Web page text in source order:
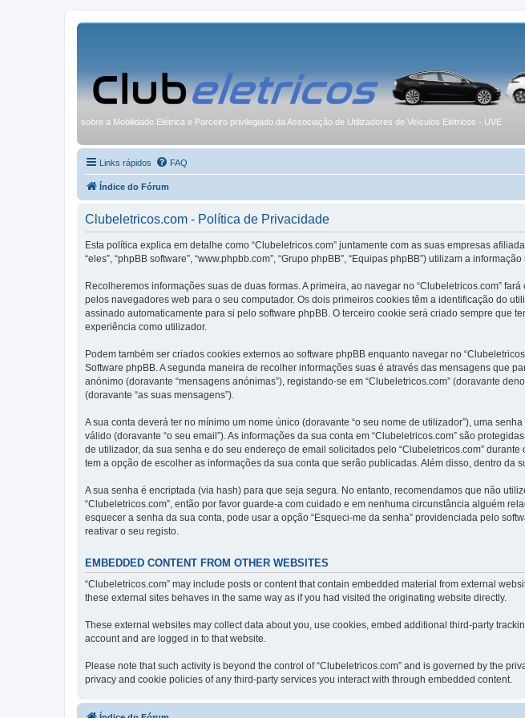
sobre a Mobilidade Elétrica e Parceiro privilegiado da Associação de Utilizadores de Veículos Elétricos - UVE
Links rápidos FAQ
Índice do Fórum
Clubeletricos.com - Política de Privacidade
Esta política explica em detalhe como “Clubeletricos.com” juntamente com as suas empresas
“eles”, “phpBB software”, “www.phpbb.com”, “Grupo phpBB”, “Equipas phpBB”) utilizam a
Recolheremos informações suas de duas formas. A primeira, ao navegar no “Clubeletricos.com”
pelos navegadores web para o seu computador. Os dois primeiros cookies têm a identificação do
assinado automaticamente para si pelo software phpBB. O terceiro cookie será criado sempre que
experiência como utilizador.
Podem também ser criados cookies externos ao software phpBB enquanto navegar no
Software phpBB. A segunda maneira de recolher informações suas é através das mensagens que
anónimo (doravante “mensagens anónimas”), registando-se em “Clubeletricos.com” (doravante
(doravante “as suas mensagens”).
A sua conta deverá ter no mínimo um nome único (doravante “o seu nome de utilizador”), uma
válido (doravante “o seu email”). As informações da sua conta em “Clubeletricos.com” são
de utilizador, da sua senha e do seu endereço de email solicitados pelo “Clubeletricos.com”
tem a opção de escolher as informações da sua conta que serão publicadas. Além disso, dentro
A sua senha é encriptada (via hash) para que seja segura. No entanto, recomendamos que não
“Clubeletricos.com”, então por favor guarde-a com cuidado e em nenhuma circunstância alguém
esquecer a senha da sua conta, pode usar a opção “Esqueci-me da senha” providenciada pelo
reativar o seu registo.
EMBEDDED CONTENT FROM OTHER WEBSITES
“Clubeletricos.com” may include posts or content that contain embedded material from external
these external sites behaves in the same way as if you had visited the originating website directly.
These external websites may collect data about you, use cookies, embed additional third-party
account and are logged in to that website.
Please note that such activity is beyond the control of “Clubeletricos.com” and is governed by the
privacy and cookie policies of any third-party services you interact with through embedded content.